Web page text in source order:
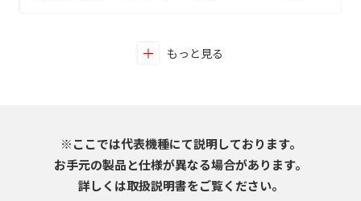
もっと見る
※ここでは代表機種にて説明しております。
お手元の製品と仕様が異なる場合があります。
詳しくは取扱説明書をご覧ください。